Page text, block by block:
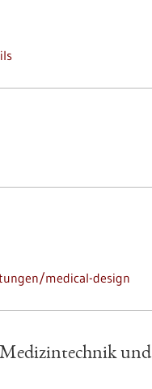
medical-design
und